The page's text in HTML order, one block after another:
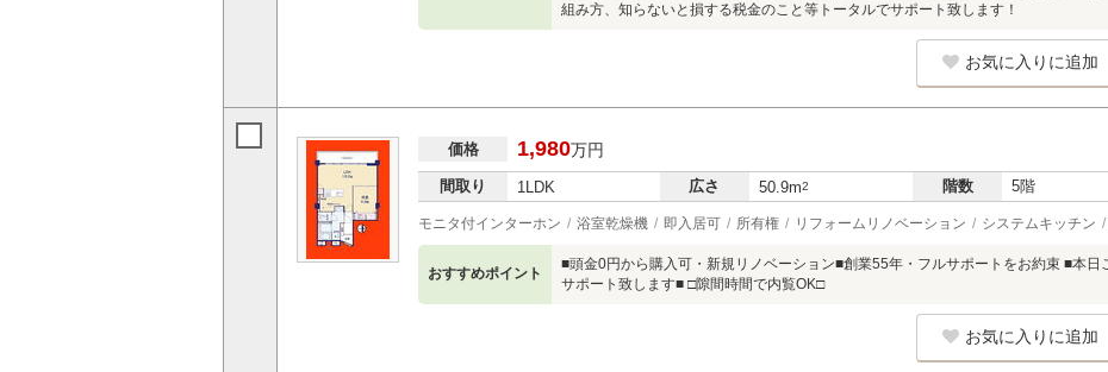
組み方、知らないと損する税金のこと等トータルでサポート致します！
お気に入りに追加
価格 1,980万円
間取り 1LDK 広さ 50.9m2 階数 5階
モニタ付インターホン 浴室乾燥機 即入居可 所有権 リフォームリノベーション システムキッチン
おすすめポイント
■頭金0円から購入可・新規リノベーション■創業55年・フルサポートをお約束 ■本日
サポート致します■ □隙間時間で内覧OK□
お気に入りに追加